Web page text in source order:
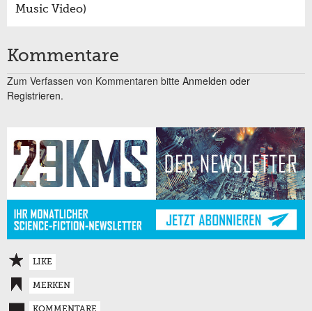
Music Video)
Kommentare
Zum Verfassen von Kommentaren bitte Anmelden oder
Registrieren.
LIKE
MERKEN